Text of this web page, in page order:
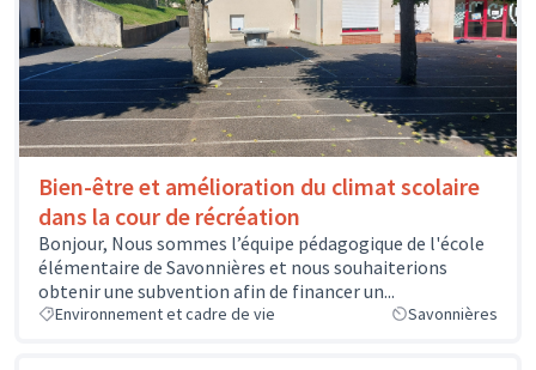
Bien-être et amélioration du climat scolaire
dans la cour de récréation
Bonjour, Nous sommes l’équipe pédagogique de l'école
élémentaire de Savonnières et nous souhaiterions
obtenir une subvention afin de financer un...
Environnement et cadre de vie Savonnières